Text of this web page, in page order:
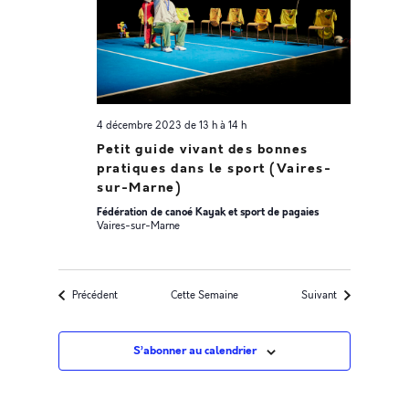
4 décembre 2023 de 13 h à14 h
Petit guide vivant des bonnes
pratiques dans le sport (Vaires-
sur-Marne)
Fédération de canoé Kayak et sport de pagaies
Vaires-sur-Marne
Précédent Cette Semaine Suivant
S’abonner au calendrier